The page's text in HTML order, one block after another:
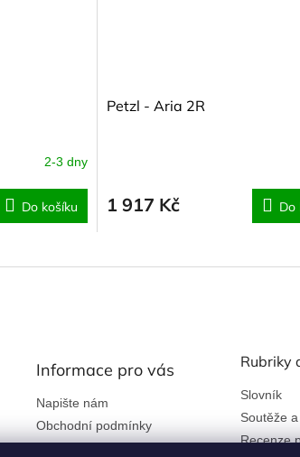
2-3 dny
Do košíku
Petzl - Aria 2R
1 917 Kč Do
Informace pro vás
Napište nám
Obchodní podmínky
Ochrana osobních údajů
Rubriky
Slovník
Soutěže
Recenze